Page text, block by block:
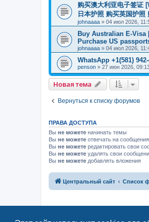
购买澳大利亚电子签证
日本护照 购买英国护
johnaaaa » 04 июл 2026,
Buy Australian E-Visa
Purchase US
johnaaaa » 04 июл 2026,
WhatsApp +1(581)
penson » 27 июн 2026,
Новая тема
Вернуться к списку форумов
ПРАВА ДОСТУПА
Вы не можете начинать темы
Вы не можете отвечать на сообщения
Вы не можете редактировать свои
Вы не можете удалять свои
Вы не можете добавлять вложения
Центральный сайт Список